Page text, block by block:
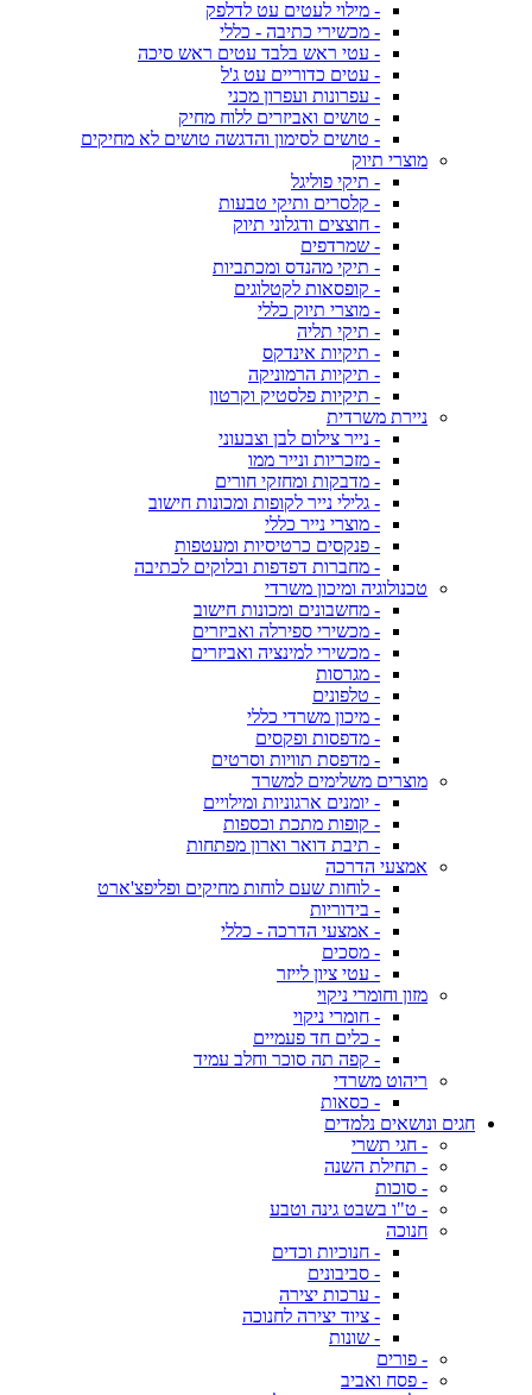
- מילוי לעטים עט לדלפק
- מכשירי כתיבה - כללי
- עטי ראש בלבד עטים ראש סיכה
- עטים כדוריים עט ג'ל
- עפרונות ועפרון מכני
- טושים ואביזרים ללוח מחיק
- טושים לסימון והדגשה טושים לא מחיקים
מוצרי תיוק
- תיקי פוליגל
- קלסרים ותיקי טבעות
- חוצצים ודגלוני תיוק
- שמרדפים
- תיקי מהנדס ומכתביות
- קופסאות לקטלוגים
- מוצרי תיוק כללי
- תיקי תליה
- תיקיות אינדקס
- תיקיות הרמוניקה
- תיקיות פלסטיק וקרטון
ניירת משרדית
- נייר צילום לבן וצבעוני
- מזכריות ונייר ממו
- מדבקות ומחזקי חורים
- גלילי נייר לקופות ומכונות חישוב
- מוצרי נייר כללי
- פנקסים כרטיסיות ומעטפות
- מחברות דפדפות ובלוקים לכתיבה
טכנולוגיה ומיכון משרדי
- מחשבונים ומכונות חישוב
- מכשירי ספירלה ואביזרים
- מכשירי למינציה ואביזרים
- מגרסות
- טלפונים
- מיכון משרדי כללי
- מדפסות ופקסים
- מדפסת תוויות וסרטים
מוצרים משלימים למשרד
- יומנים ארגוניות ומילויים
- קופות מתכת וכספות
- תיבת דואר וארון מפתחות
אמצעי הדרכה
- לוחות שעם לוחות מחיקים ופליפצ'ארט
- בידוריות
- אמצעי הדרכה - כללי
- מסכים
- עטי ציון לייזר
מזון וחומרי ניקוי
- חומרי ניקוי
- כלים חד פעמיים
- קפה תה סוכר וחלב עמיד
ריהוט משרדי
- כסאות
חגים ונושאים נלמדים
- חגי תשרי
- תחילת השנה
- סוכות
- ט"ו בשבט גינה וטבע
חנוכה
- חנוכיות וכדים
- סביבונים
- ערכות יצירה
- ציוד יצירה לחנוכה
- שונות
- פורים
- פסח ואביב